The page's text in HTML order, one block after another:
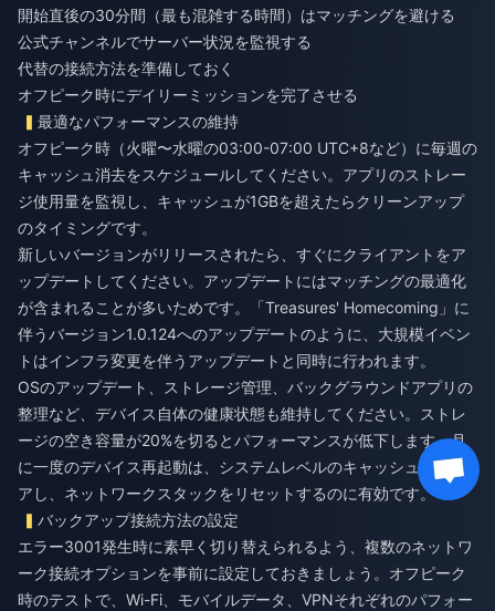
開始直後の30分間（最も混雑する時間）はマッチングを避ける
公式チャンネルでサーバー状況を監視する
代替の接続方法を準備しておく
オフピーク時にデイリーミッションを完了させる
最適なパフォーマンスの維持
オフピーク時（火曜〜水曜の03:00-07:00 UTC+8など）に毎週の
キャッシュ消去をスケジュールしてください。アプリのストレー
ジ使用量を監視し、キャッシュが1GBを超えたらクリーンアップ
のタイミングです。
新しいバージョンがリリースされたら、すぐにクライアントをア
ップデートしてください。アップデートにはマッチングの最適化
が含まれることが多いためです。「Treasures' Homecoming」に
伴うバージョン1.0.124へのアップデートのように、大規模イベン
トはインフラ変更を伴うアップデートと同時に行われます。
OSのアップデート、ストレージ管理、バックグラウンドアプリの
整理など、デバイス自体の健康状態も維持してください。ストレ
ージの空き容量が20%を切るとパフォーマンスが低下します。月
に一度のデバイス再起動は、システムレベルのキャッシュをクリ
アし、ネットワークスタックをリセットするのに有効です。
バックアップ接続方法の設定
エラー3001発生時に素早く切り替えられるよう、複数のネットワ
ーク接続オプションを事前に設定しておきましょう。オフピーク
時のテストで、Wi-Fi、モバイルデータ、VPNそれぞれのパフォー